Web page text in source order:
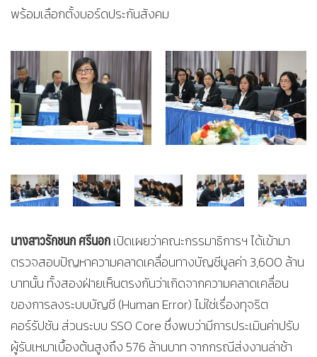
พร้อมเลือกตั้งบอร์ดประกันสังคม
นางสาวรักชนก ศรีนอกเปิดเผยว่าคณะกรรมาธิการฯ ได้เข้ามา
ตรวจสอบปัญหาความคลาดเคลื่อนทางบัญชีมูลค่า 3,600 ล้าน
บาทนั้น ทั้งสองฝ่ายเห็นตรงกันว่าเกิดจากความคลาดเคลื่อน
ของการลงระบบบัญชี (Human Error) ไม่ใช่เรื่องทุจริต
คอร์รัปชัน ส่วนระบบ SSO Core ซึ่งพบว่ามีการประเมินค่าปรับ
ผู้รับเหมาเบื้องต้นสูงถึง 576 ล้านบาท จากกรณีส่งงานล่าช้า